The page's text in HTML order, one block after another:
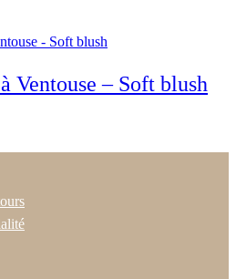
Ventouse – Soft blush